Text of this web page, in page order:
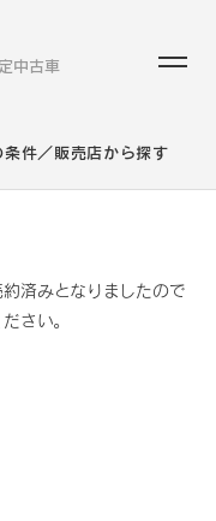
中古車
条件／販売店から探す
済みとなりましたので
さい。